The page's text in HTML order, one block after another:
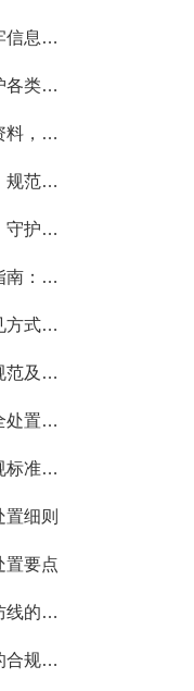
防线
置需求
防线
密载体
靠选择
靠伙伴
意事项
详解
解析
配指南
细则
置要点
举措
方案